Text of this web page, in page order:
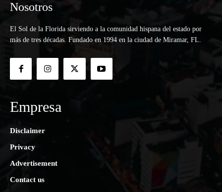
Nosotros
El Sol de la Florida sirviendo a la comunidad hispana del estado por
más de tres décadas. Fundado en 1994 en la ciudad de Miramar, FL.
Empresa
Disclaimer
Privacy
Advertisement
Contact us